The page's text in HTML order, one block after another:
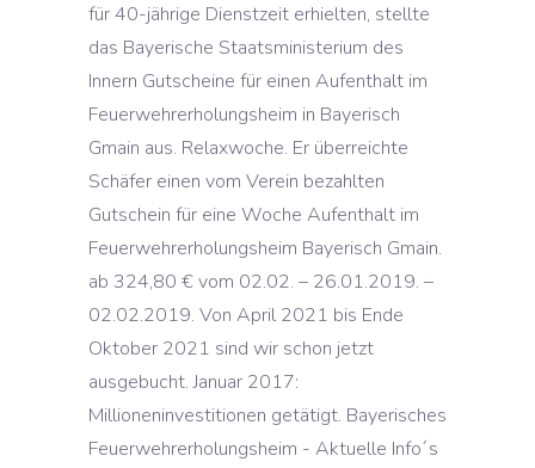
für 40-jährige Dienstzeit erhielten, stellte
das Bayerische Staatsministerium des
Innern Gutscheine für einen Aufenthalt im
Feuerwehrerholungsheim in Bayerisch
Gmain aus. Relaxwoche. Er überreichte
Schäfer einen vom Verein bezahlten
Gutschein für eine Woche Aufenthalt im
Feuerwehrerholungsheim Bayerisch Gmain.
ab 324,80 € vom 02.02. – 26.01.2019. –
02.02.2019. Von April 2021 bis Ende
Oktober 2021 sind wir schon jetzt
ausgebucht. Januar 2017:
Millioneninvestitionen getätigt. Bayerisches
Feuerwehrerholungsheim - Aktuelle Info´s